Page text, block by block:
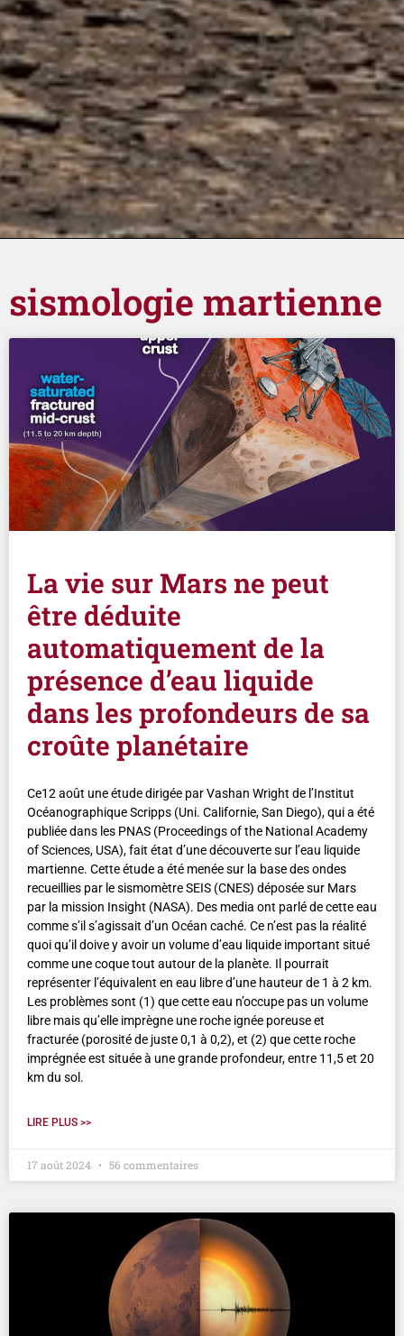
sismologie martienne
La vie sur Mars ne peut
être déduite
automatiquement de la
présence d’eau liquide
dans les profondeurs de sa
croûte planétaire
Ce12 août une étude dirigée par Vashan Wright de l’Institut
Océanographique Scripps (Uni. Californie, San Diego), qui a été
publiée dans les PNAS (Proceedings of the National Academy
of Sciences, USA), fait état d’une découverte sur l’eau liquide
martienne. Cette étude a été menée sur la base des ondes
recueillies par le sismomètre SEIS (CNES) déposée sur Mars
par la mission Insight (NASA). Des media ont parlé de cette eau
comme s’il s’agissait d’un Océan caché. Ce n’est pas la réalité
quoi qu’il doive y avoir un volume d’eau liquide important situé
comme une coque tout autour de la planète. Il pourrait
représenter l’équivalent en eau libre d’une hauteur de 1 à 2 km.
Les problèmes sont (1) que cette eau n’occupe pas un volume
libre mais qu’elle imprègne une roche ignée poreuse et
fracturée (porosité de juste 0,1 à 0,2), et (2) que cette roche
imprégnée est située à une grande profondeur, entre 11,5 et 20
km du sol.
LIRE PLUS >>
17 août 2024 56 commentaires